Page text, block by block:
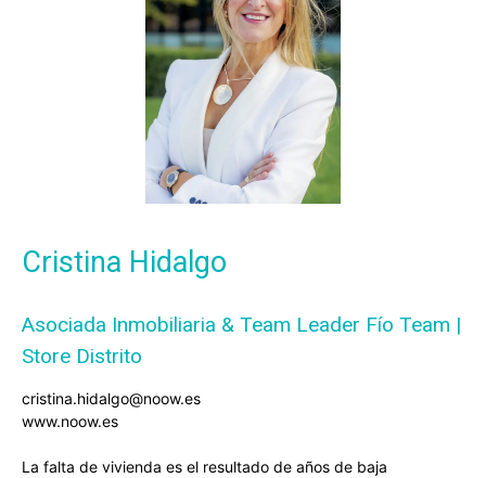
Cristina Hidalgo
Asociada Inmobiliaria & Team Leader Fío Team |
Store Distrito
cristina.hidalgo@noow.es
www.noow.es
La falta de vivienda es el resultado de años de baja